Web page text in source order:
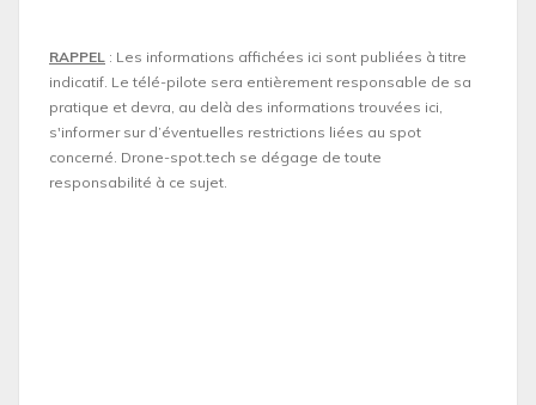
RAPPEL : Les informations affichées ici sont publiées à titre
indicatif. Le télé-pilote sera entièrement responsable de sa
pratique et devra, au delà des informations trouvées ici,
s'informer sur d’éventuelles restrictions liées au spot
concerné. Drone-spot.tech se dégage de toute
responsabilité à ce sujet.